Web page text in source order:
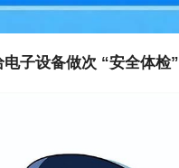
子设备做次 “安全体检”